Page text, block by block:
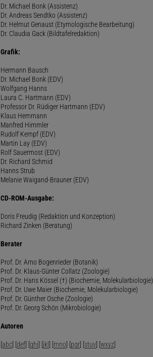
Dr. Michael Bonk (Assistenz)
Dr. Andreas Sendtko (Assistenz)
Dr. Helmut Genaust (Etymologische Bearbeitung)
Dr. Claudia Gack (Bildtafelredaktion)
Grafik:
Hermann Bausch
Dr. Michael Bonk (EDV)
Wolfgang Hanns
Laura C. Hartmann (EDV)
Professor Dr. Rüdiger Hartmann (EDV)
Klaus Hemmann
Manfred Himmler
Rudolf Kempf (EDV)
Martin Lay (EDV)
Rolf Sauermost (EDV)
Dr. Richard Schmid
Hanns Strub
Melanie Waigand-Brauner (EDV)
CD-ROM-Ausgabe:
Doris Freudig (Redaktion und Konzeption)
Richard Zinken (Beratung)
Berater
Prof. Dr. Arno Bogenrieder (Botanik)
Prof. Dr. Klaus-Günter Collatz (Zoologie)
Prof. Dr. Hans Kössel (†) (Biochemie, Molekularbiologie)
Prof. Dr. Uwe Maier (Biochemie, Molekularbiologie)
Prof. Dr. Günther Osche (Zoologie)
Prof. Dr. Georg Schön (Mikrobiologie)
Autoren
[abc] [def] [ghi] [jkl] [mno] [pqr] [stuv] [wxyz]